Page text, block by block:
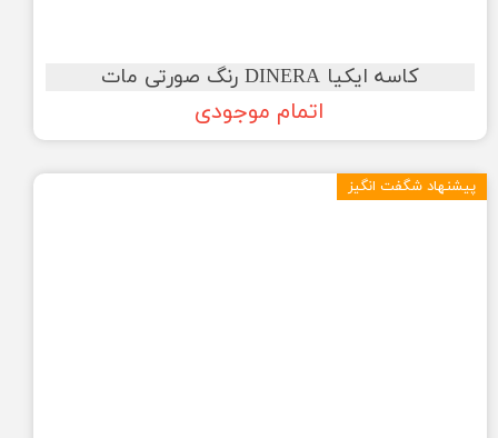
کاسه ایکیا DINERA رنگ صورتی مات
اتمام موجودی
پیشنهاد شگفت انگیز